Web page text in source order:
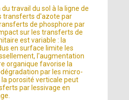
travail du sol à la ligne de
transferts d'azote par
de phosphore par
sur les transferts de
est variable : la
en surface limite les
l'augmentation
organique favorise la
par les micro-
porosité verticale peut
par lessivage en